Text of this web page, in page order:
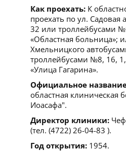
Как проехать: К
проехать по ул.
32 или троллейбусами
«Областная больница»;
Хмельницкого
троллейбусами №8, 16,
«Улица Гагарина».
Официальное
областная клиническая
Иоасафа".
Директор клиники:
(тел. (4722) 26-04-83 ).
Год открытия: 1954.